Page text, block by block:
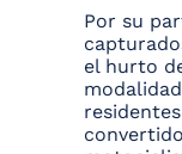
Por su
el hurto